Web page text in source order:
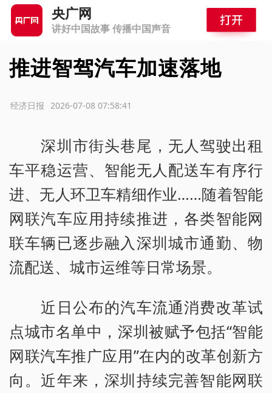
央广网
讲好中国故事 传播中国声音
推进智驾汽车加速落地
2026-07-08 07:58:41
经济日报
深圳市街头巷尾，无人驾驶出租
车平稳运营、智能无人配送车有序行
进、无人环卫车精细作业……随着智能
网联汽车应用持续推进，各类智能网
联车辆已逐步融入深圳城市通勤、物
流配送、城市运维等日常场景。
近日公布的汽车流通消费改革试
点城市名单中，深圳被赋予包括“智能
网联汽车推广应用”在内的改革创新方
向。近年来，深圳持续完善智能网联